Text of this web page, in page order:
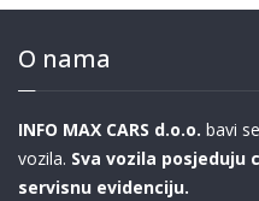
O nama
INFO MAX CARS d.o.o. bavi
vozila. Sva vozila
servisnu evidenciju.